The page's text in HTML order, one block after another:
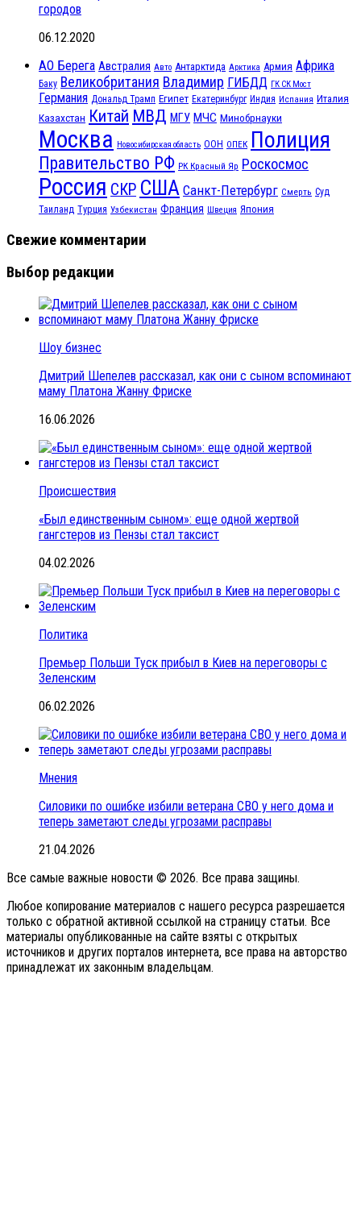
городов
06.12.2020
АО Берега Австралия Авто Антарктида Арктика Армия Африка
Баку Великобритания Владимир ГИБДД ГК СК Мост
Германия Дональд Трамп Египет Екатеринбург Индия Испания Италия
Казахстан Китай МВД МГУ МЧС Минобрнауки
Москва Новосибирская область ООН ОПЕК Полиция
Правительство РФ РК Красный Яр Роскосмос
Россия СКР США Санкт-Петербург Смерть Суд
Таиланд Турция Узбекистан Франция Швеция Япония
Свежие комментарии
Выбор редакции
Шоу бизнес
Дмитрий Шепелев рассказал, как они с сыном вспоминают
маму Платона Жанну Фриске
16.06.2026
Происшествия
«Был единственным сыном»: еще одной жертвой
гангстеров из Пензы стал таксист
04.02.2026
Политика
Премьер Польши Туск прибыл в Киев на переговоры с
Зеленским
06.02.2026
Мнения
Силовики по ошибке избили ветерана СВО у него дома и
теперь заметают следы угрозами расправы
21.04.2026
Все самые важные новости © 2026. Все права защины.
Любое копирование материалов с нашего ресурса разрешается
только с обратной активной ссылкой на страницу статьи. Все
материалы опубликованные на сайте взяты с открытых
источников и других порталов интернета, все права на авторство
принадлежат их законным владельцам.